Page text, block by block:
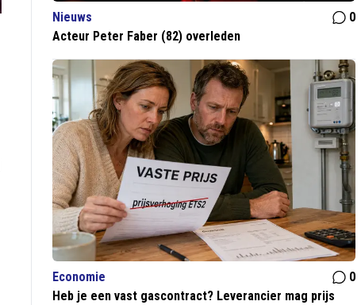
Nieuws
0
Acteur Peter Faber (82) overleden
Economie
0
Heb je een vast gascontract? Leverancier mag prijs